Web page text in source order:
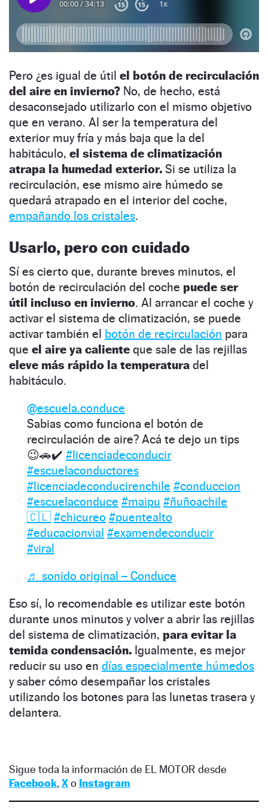
Pero ¿es igual de útil el botón de recirculación
del aire en invierno? No, de hecho, está
desaconsejado utilizarlo con el mismo objetivo
que en verano. Al ser la temperatura del
exterior muy fría y más baja que la del
habitáculo, el sistema de climatización
atrapa la humedad exterior. Si se utiliza la
recirculación, ese mismo aire húmedo se
quedará atrapado en el interior del coche,
empañando los cristales.
Usarlo, pero con cuidado
Sí es cierto que, durante breves minutos, el
botón de recirculación del coche puede ser
útil incluso en invierno. Al arrancar el coche y
activar el sistema de climatización, se puede
activar también el botón de recirculación para
que el aire ya caliente que sale de las rejillas
eleve más rápido la temperatura del
habitáculo.
@escuela.conduce
Sabias como funciona el botón de
recirculación de aire? Acá te dejo un tips
😉🚗✔️ #licenciadeconducir
#escuelaconductores
#licenciadeconducirenchile #conduccion
#escuelaconduce #maipu #ñuñoachile
🇨🇱 #chicureo #puentealto
#educacionvial #examendeconducir
#viral
♬ sonido original – Conduce
Eso sí, lo recomendable es utilizar este botón
durante unos minutos y volver a abrir las rejillas
del sistema de climatización, para evitar la
temida condensación. Igualmente, es mejor
reducir su uso en días especialmente húmedos
y saber cómo desempañar los cristales
utilizando los botones para las lunetas trasera y
delantera.
Sigue toda la información de EL MOTOR desde
Facebook, Xo Instagram